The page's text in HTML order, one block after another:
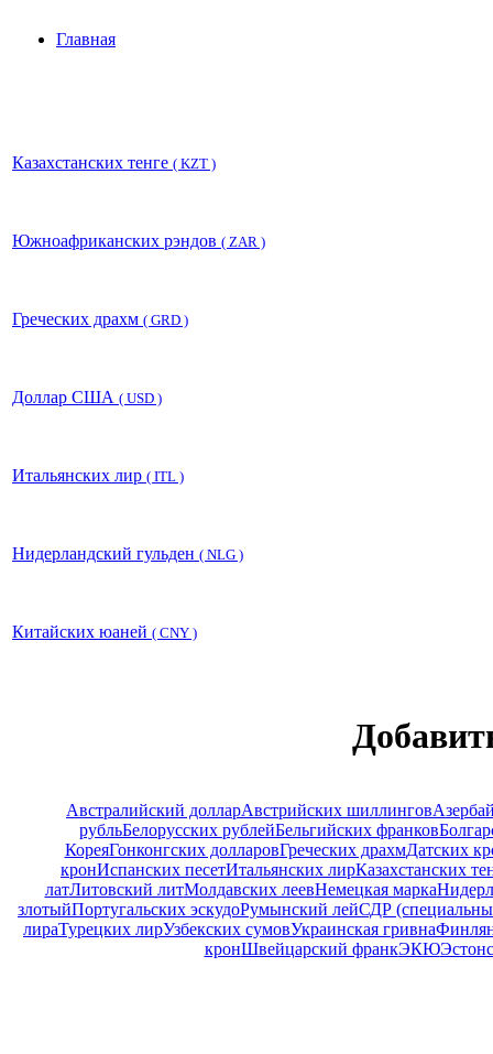
Главная
Казахстанских тенге ( KZT )
Южноафриканских рэндов ( ZAR )
Греческих драхм ( GRD )
Доллар США ( USD )
Итальянских лир ( ITL )
Нидерландский гульден ( NLG )
Китайских юаней ( CNY )
Австралийский долларАвстрийских шиллингов
рубльБелорусских рублейБельгийских франков
КореяГонконгских долларовГреческих драхмДатских
кронИспанских песетИтальянских лирКазахстанских
латЛитовский литМолдавских леевНемецкая марка
злотыйПортугальских эскудоРумынский лейСДР
лираТурецких лирУзбекских сумовУкраинская гривна
кронШвейцарский франкЭКЮ